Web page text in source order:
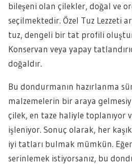
bileşeni olan çilekler, doğal ve
seçilmektedir. Özel Tuz Lezzeti
tuz, dengeli bir tat profili
Konservan veya yapay
doğaldır.
Bu dondurmanın hazırlanma
malzemelerin bir araya
çilek, en taze haliyle toplanıyor
işleniyor. Sonuç olarak, her
iyi tatları bulmak mümkün.
serinlemek istiyorsanız, bu